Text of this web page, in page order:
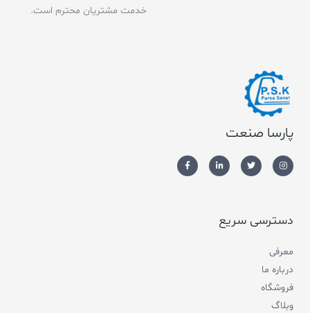
خدمت مشتریان محترم است.
پارسا صنعت
دسترسی سریع
معرفی
درباره ما
فروشگاه
وبلاگ